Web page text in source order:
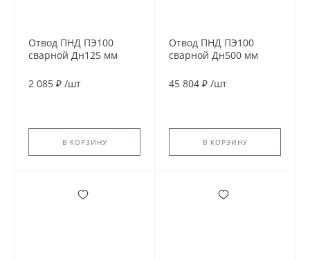
Отвод ПНД ПЭ100
сварной Дн125 мм
2 085 ₽ /шт
В КОРЗИНУ
Отвод ПНД ПЭ100
сварной Дн500 мм
45 804 ₽ /шт
В КОРЗИНУ